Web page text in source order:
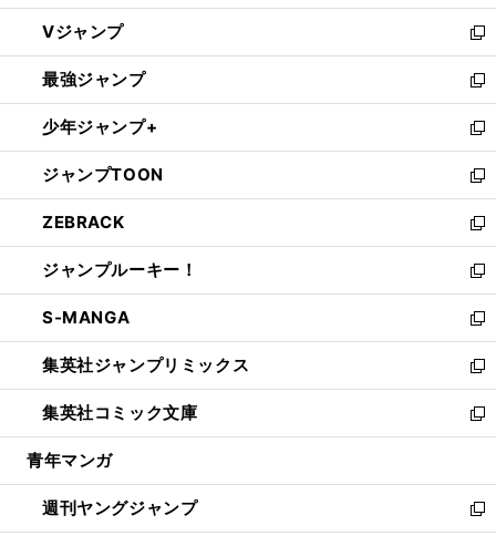
ウ
ィ
ン
ド
ウ
で
開
く
し
い
ウ
ィ
ン
ド
ウ
で
開
く
Vジャンプ
新
し
い
ウ
ィ
ン
ド
ウ
で
開
く
最強ジャンプ
新
し
い
ウ
ィ
ン
ド
ウ
で
開
く
少年ジャンプ+
新
し
い
ウ
ィ
ン
ド
ウ
で
開
く
ジャンプTOON
新
し
い
ウ
ィ
ン
ド
ウ
で
開
く
ZEBRACK
新
し
い
ウ
ィ
ン
ド
ウ
で
開
ジャンプルーキー！
新
し
い
ウ
ィ
ン
ド
ウ
開
く
S-MANGA
新
し
い
ウ
ィ
ン
ウ
で
開
集英社ジャンプリミックス
新
し
い
ウ
ン
ド
ウ
集英社コミック文庫
新
し
ウ
ィ
ン
青年マンガ
週刊ヤングジャンプ
新
し